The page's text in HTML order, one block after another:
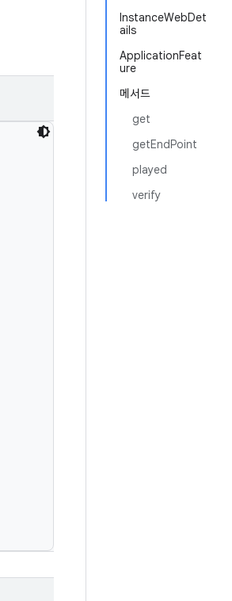
InstanceWebDet
ails
ApplicationFeat
ure
메서드
get
getEndPoint
played
verify